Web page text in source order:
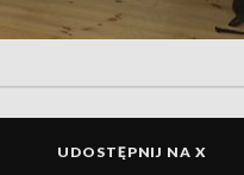
UDOSTĘPNIJ NA X